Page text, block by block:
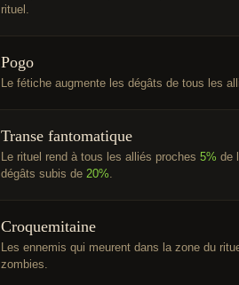
rituel.
Pogo
Le fétiche augmente les dégâts de tous les
Transe fantomatique
Le rituel rend à tous les alliés proches 5% de
dégâts subis de 20%.
Croquemitaine
Les ennemis qui meurent dans la zone du
zombies.